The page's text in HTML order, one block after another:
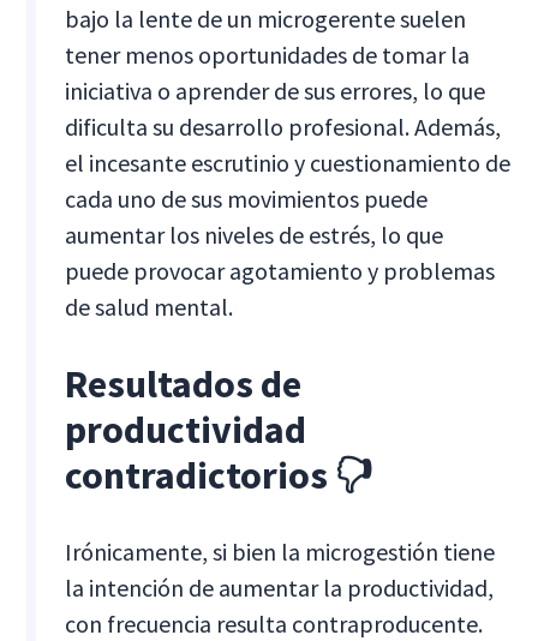
bajo la lente de un microgerente suelen
tener menos oportunidades de tomar la
iniciativa o aprender de sus errores, lo que
dificulta su desarrollo profesional. Además,
el incesante escrutinio y cuestionamiento de
cada uno de sus movimientos puede
aumentar los niveles de estrés, lo que
puede provocar agotamiento y problemas
de salud mental.
Resultados de
productividad
contradictorios 🖓
Irónicamente, si bien la microgestión tiene
la intención de aumentar la productividad,
con frecuencia resulta contraproducente.